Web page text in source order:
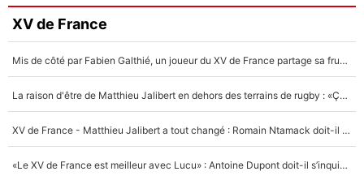
XV de France
Mis de côté par Fabien Galthié, un joueur du XV de France partage sa frustration : «ils ne me l’ont pas dit tout de suite»
La raison d'être de Matthieu Jalibert en dehors des terrains de rugby : «Ça m'atteint autant que si tu touches à un membre de ma famille»
XV de France - Matthieu Jalibert a tout changé : Romain Ntamack doit-il s’inquiéter pour sa place à un an de la Coupe du monde ?
«Le XV de France est meilleur avec Lucu» : Antoine Dupont doit-il s’inquiéter pour sa place ?